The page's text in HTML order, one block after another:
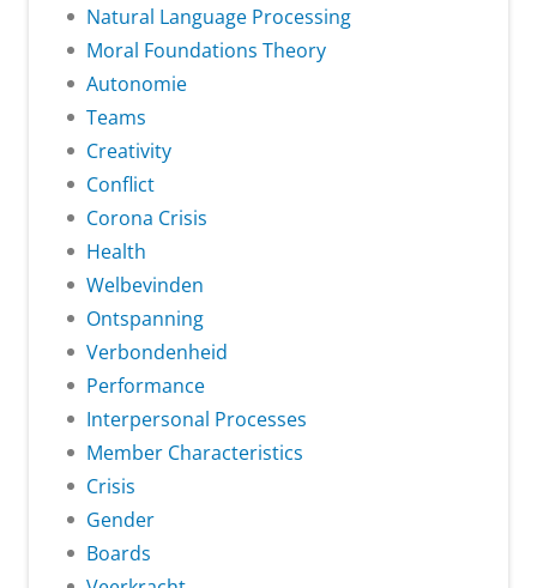
Natural Language Processing
Moral Foundations Theory
Autonomie
Teams
Creativity
Conflict
Corona Crisis
Health
Welbevinden
Ontspanning
Verbondenheid
Performance
Interpersonal Processes
Member Characteristics
Crisis
Gender
Boards